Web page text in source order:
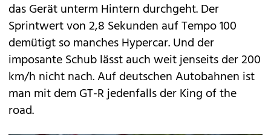
das Gerät unterm Hintern durchgeht. Der
Sprintwert von 2,8 Sekunden auf Tempo 100
demütigt so manches Hypercar. Und der
imposante Schub lässt auch weit jenseits der 200
km/h nicht nach. Auf deutschen Autobahnen ist
man mit dem GT-R jedenfalls der King of the
road.